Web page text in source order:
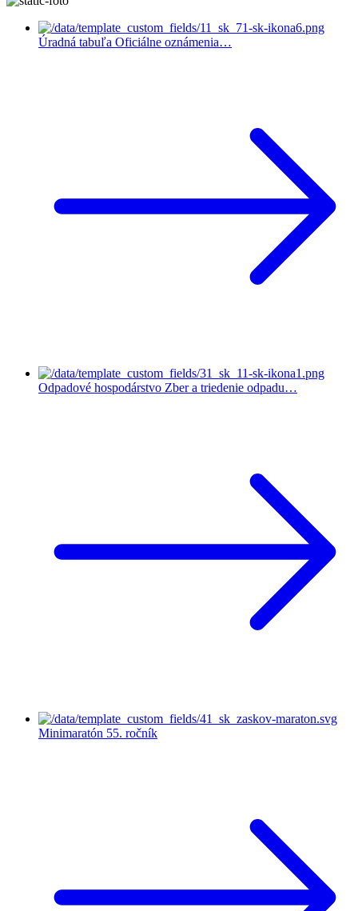
Úradná tabuľa Oficiálne oznámenia…
Odpadové hospodárstvo Zber a triedenie odpadu…
Minimaratón 55. ročník